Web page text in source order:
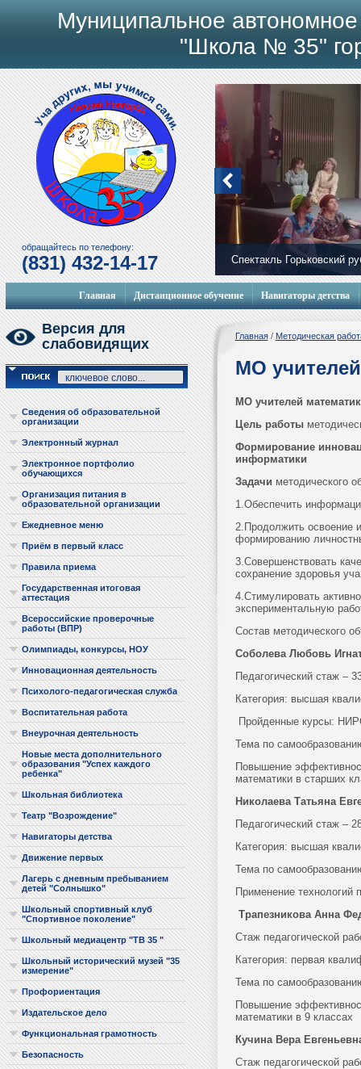
Спектакль Горьковский
Мобильный городок
обращайтесь по телефону:
(831) 432-14-17
Муниципальное
"Школа № 35"
Главная Дистанционное обучение Навигаторы детства
Версия для
слабовидящих
Сведения об образовательной
организации
Электронный журнал
Электронное портфолио
обучающихся
Организация питания в
образовательной организации
Ежедневное меню
Приём в первый класс
Правила приема
Государственная итоговая
аттестация
Всероссийские проверочные
работы (ВПР)
Олимпиады, конкурсы, НОУ
Инновационная деятельность
Психолого-педагогическая служба
Воспитательная работа
Внеурочная деятельность
Новые места дополнительного
образования "Успех каждого
ребенка"
Школьная библиотека
Театр "Возрождение"
Навигаторы детства
Движение первых
Лагерь с дневным пребыванием
детей "Солнышко"
Школьный спортивный клуб
"Спортивное поколение"
Школьный медиацентр "ТВ 35 "
Школьный исторический музей "35
измерение"
Профориентация
Издательское дело
Функциональная грамотность
Безопасность
Главная/ Методическая
МО
МО учителей
Цель работы
Формирование
информатики
Задачи методического
1.Обеспечить
2.Продолжить освоение
формированию
3.Совершенствовать
сохранение здоровья
4.Стимулировать
экспериментальную
Состав методического
Соболева Любовь
Педагогический стаж –
Категория: высшая
Пройденные курсы:
Тема по
Повышение
математики в старших
Николаева Татьяна
Педагогический стаж –
Категория: высшая
Тема по
Применение технологий
Трапезникова Анна
Стаж педагогической
Категория: первая
Тема по
Повышение
математики в 9 классах
Кучина Вера
Стаж педагогической